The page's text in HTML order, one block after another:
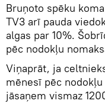
Bruņoto spēku
TV3 arī pauda
algas par 10%.
pēc nodokļu
Viņaprāt, ja
mēnesī pēc
jāsaņem vismaz